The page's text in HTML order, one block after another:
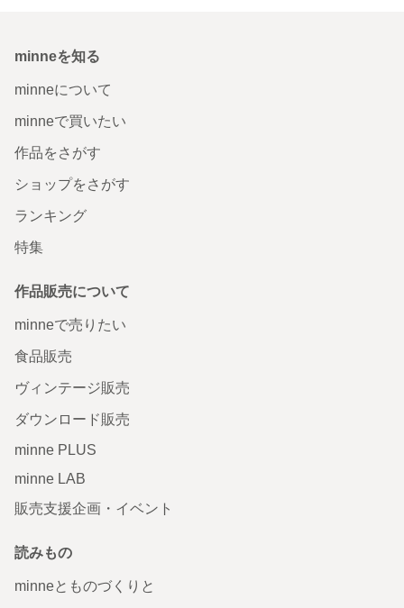
minneを知る
minneについて
minneで買いたい
作品をさがす
ショップをさがす
ランキング
特集
作品販売について
minneで売りたい
食品販売
ヴィンテージ販売
ダウンロード販売
minne PLUS
minne LAB
販売支援企画・イベント
読みもの
minneとものづくりと